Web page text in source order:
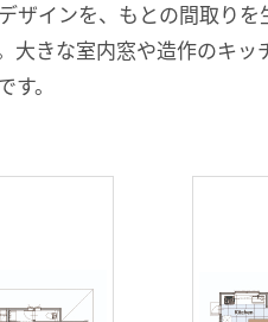
ザインを、もとの間取り
大きな室内窓や造作のキ
。